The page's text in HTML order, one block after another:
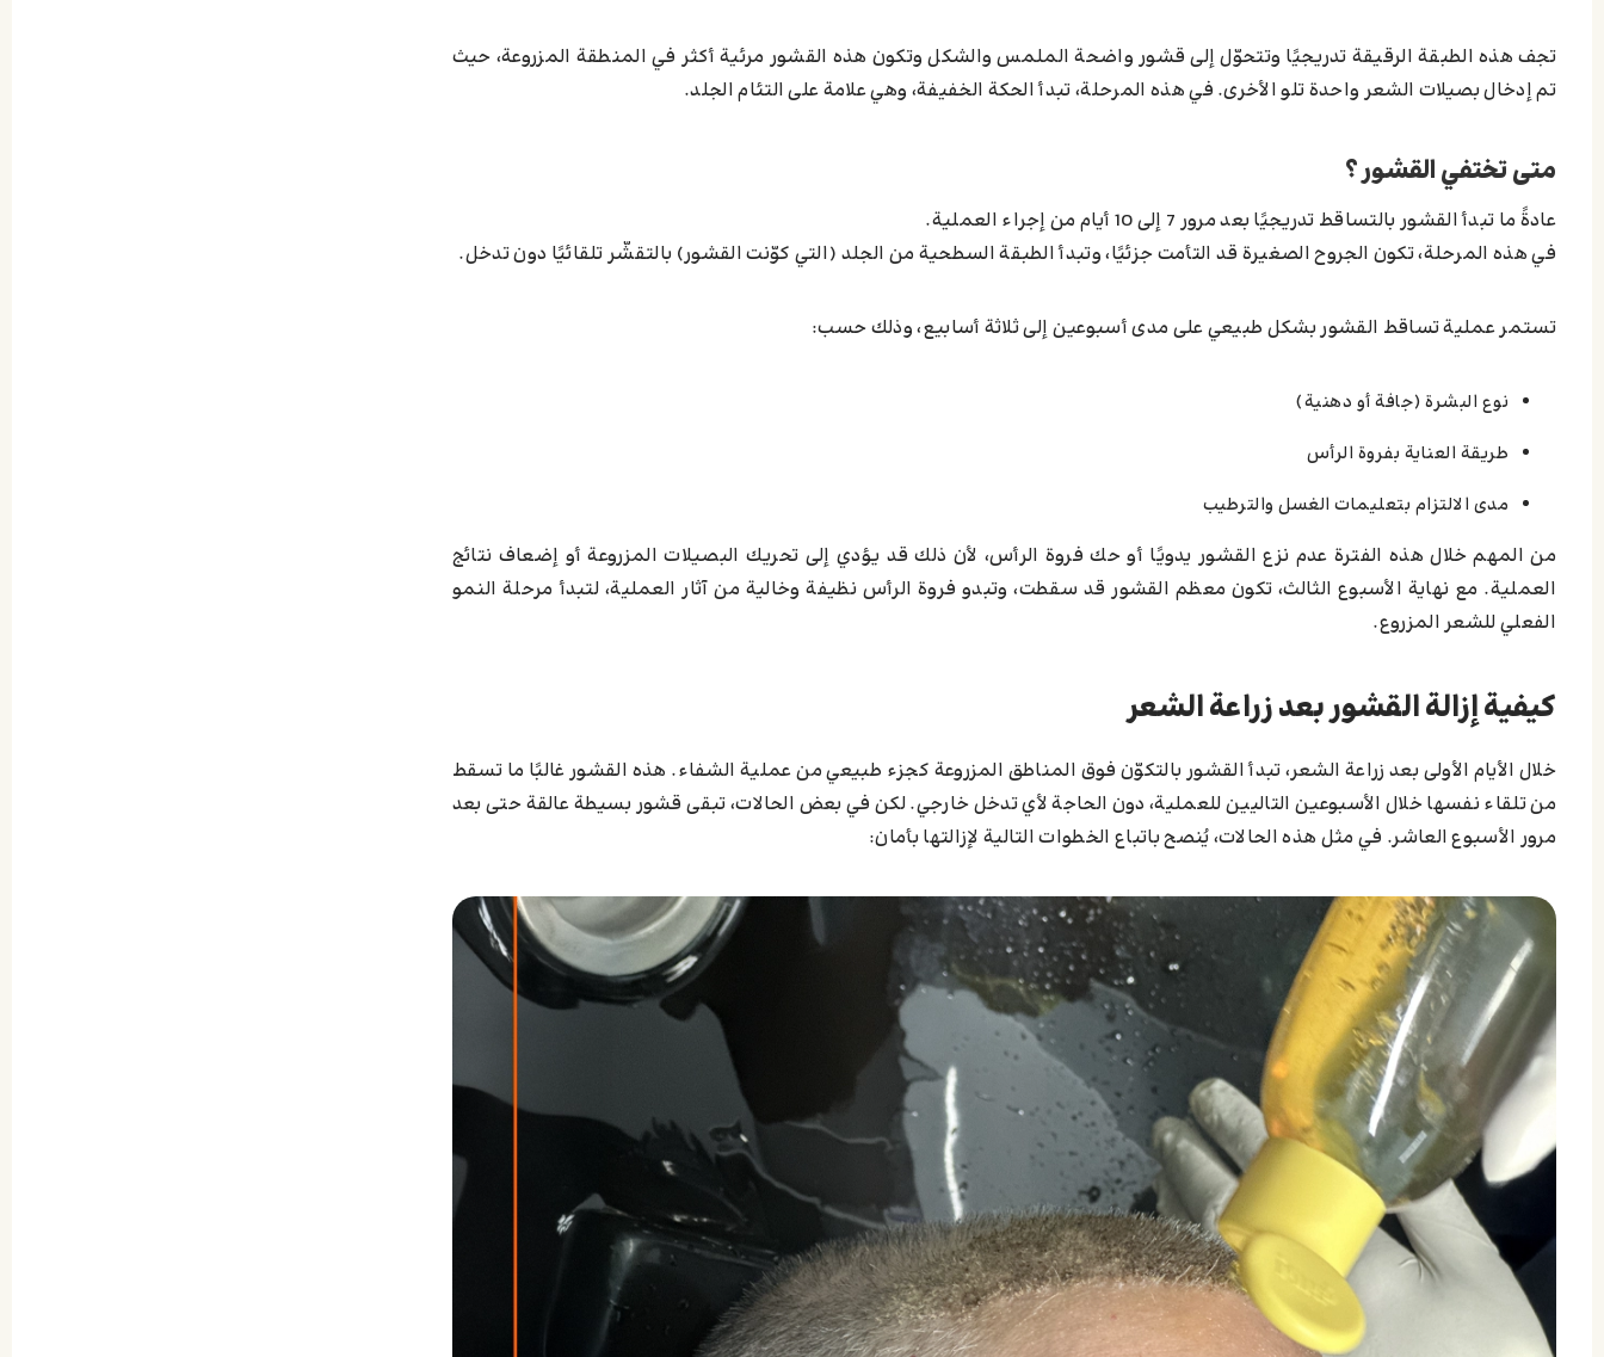
تجف هذه الطبقة الرقيقة تدريجيًا وتتحوّل إلى قشور واضحة الملمس والشكل وتكون هذه القشور مرئية أكثر في المنطقة المزروعة، حيث
تم إدخال بصيلات الشعر واحدة تلو الأخرى. في هذه المرحلة، تبدأ الحكة الخفيفة، وهي علامة على التئام الجلد.
متى تختفي القشور ؟
عادةً ما تبدأ القشور بالتساقط تدريجيًا بعد مرور 7 إلى 10 أيام من إجراء العملية.
في هذه المرحلة، تكون الجروح الصغيرة قد التأمت جزئيًا، وتبدأ الطبقة السطحية من الجلد (التي كوّنت القشور) بالتقشّر تلقائيًا دون تدخل.
تستمر عملية تساقط القشور بشكل طبيعي على مدى أسبوعين إلى ثلاثة أسابيع، وذلك حسب:
نوع البشرة (جافة أو دهنية)
طريقة العناية بفروة الرأس
مدى الالتزام بتعليمات الغسل والترطيب
من المهم خلال هذه الفترة عدم نزع القشور يدويًا أو حك فروة الرأس، لأن ذلك قد يؤدي إلى تحريك البصيلات المزروعة أو إضعاف نتائج
العملية. مع نهاية الأسبوع الثالث، تكون معظم القشور قد سقطت، وتبدو فروة الرأس نظيفة وخالية من آثار العملية، لتبدأ مرحلة النمو
الفعلي للشعر المزروع.
كيفية إزالة القشور بعد زراعة الشعر
خلال الأيام الأولى بعد زراعة الشعر، تبدأ القشور بالتكوّن فوق المناطق المزروعة كجزء طبيعي من عملية الشفاء. هذه القشور غالبًا ما تسقط
من تلقاء نفسها خلال الأسبوعين التاليين للعملية، دون الحاجة لأي تدخل خارجي. لكن في بعض الحالات، تبقى قشور بسيطة عالقة حتى بعد
مرور الأسبوع العاشر. في مثل هذه الحالات، يُنصح باتباع الخطوات التالية لإزالتها بأمان: